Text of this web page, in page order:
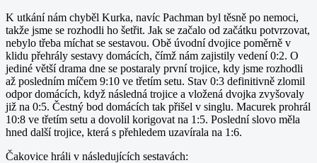
K utkání nám chyběl Kurka, navíc Pachman byl těsně po nemoci,
takže jsme se rozhodli ho šetřit. Jak se začalo od začátku potvrzovat,
nebylo třeba míchat se sestavou. Obě úvodní dvojice poměrně v
klidu přehrály sestavy domácích, čímž nám zajistily vedení 0:2. O
jediné větší drama dne se postaraly první trojice, kdy jsme rozhodli
až posledním míčem 9:10 ve třetím setu. Stav 0:3 definitivně zlomil
odpor domácích, když následná trojice a vložená dvojka zvyšovaly
již na 0:5. Čestný bod domácích tak přišel v singlu. Macurek prohrál
10:8 ve třetím setu a dovolil korigovat na 1:5. Poslední slovo měla
hned další trojice, která s přehledem uzavírala na 1:6.
Čakovice hráli v následujících sestavách: